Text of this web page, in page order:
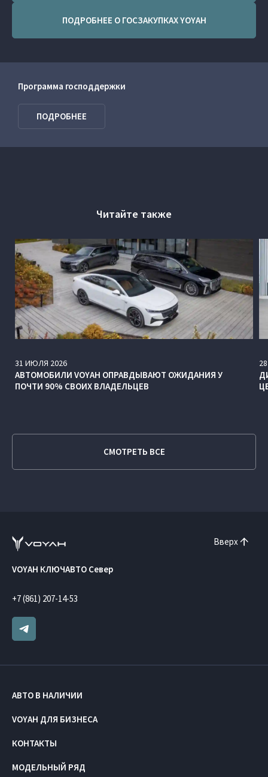
ПОДРОБНЕЕ О ГОСЗАКУПКАХ YOYAH
Программа господдержки
VOYAH Программа господдержки
ПОДРОБНЕЕ
Читайте также
31 ИЮЛЯ 2026
АВТОМОБИЛИ VOYAH ОПРАВДЫВАЮТ ОЖИДАНИЯ У
ПОЧТИ 90% СВОИХ ВЛАДЕЛЬЦЕВ
28
СМОТРЕТЬ ВСЕ
Вверх
VOYAH КЛЮЧАВТО Север
+7 (861) 207-14-53
АВТО В НАЛИЧИИ
VOYAH ДЛЯ БИЗНЕСА
КОНТАКТЫ
МОДЕЛЬНЫЙ РЯД